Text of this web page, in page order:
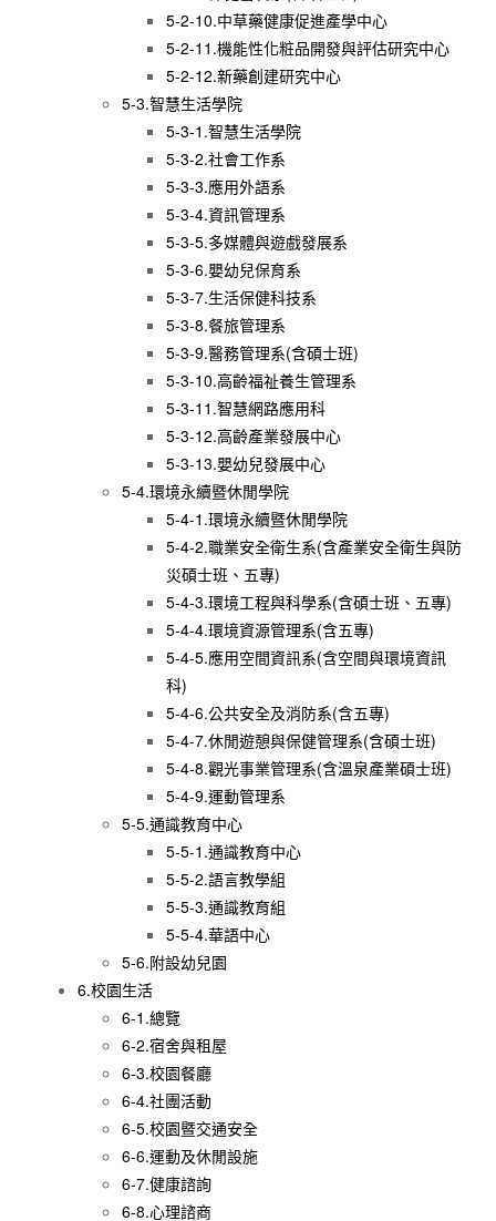
5-2-10.中草藥健康促進產學中心
5-2-11.機能性化粧品開發與評估研究中心
5-2-12.新藥創建研究中心
5-3.智慧生活學院
5-3-1.智慧生活學院
5-3-2.社會工作系
5-3-3.應用外語系
5-3-4.資訊管理系
5-3-5.多媒體與遊戲發展系
5-3-6.嬰幼兒保育系
5-3-7.生活保健科技系
5-3-8.餐旅管理系
5-3-9.醫務管理系(含碩士班)
5-3-10.高齡福祉養生管理系
5-3-11.智慧網路應用科
5-3-12.高齡產業發展中心
5-3-13.嬰幼兒發展中心
5-4.環境永續暨休閒學院
5-4-1.環境永續暨休閒學院
5-4-2.職業安全衛生系(含產業安全衛生與防
災碩士班、五專)
5-4-3.環境工程與科學系(含碩士班、五專)
5-4-4.環境資源管理系(含五專)
5-4-5.應用空間資訊系(含空間與環境資訊
科)
5-4-6.公共安全及消防系(含五專)
5-4-7.休閒遊憩與保健管理系(含碩士班)
5-4-8.觀光事業管理系(含溫泉產業碩士班)
5-4-9.運動管理系
5-5.通識教育中心
5-5-1.通識教育中心
5-5-2.語言教學組
5-5-3.通識教育組
5-5-4.華語中心
5-6.附設幼兒園
6.校園生活
6-1.總覽
6-2.宿舍與租屋
6-3.校園餐廳
6-4.社團活動
6-5.校園暨交通安全
6-6.運動及休閒設施
6-7.健康諮詢
6-8.心理諮商